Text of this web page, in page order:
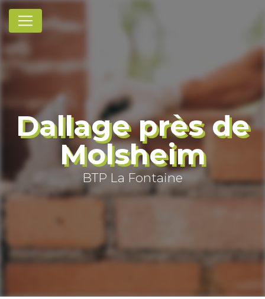
Dallage près de
Molsheim
BTP La Fontaine
Panneau de gestion des cookies